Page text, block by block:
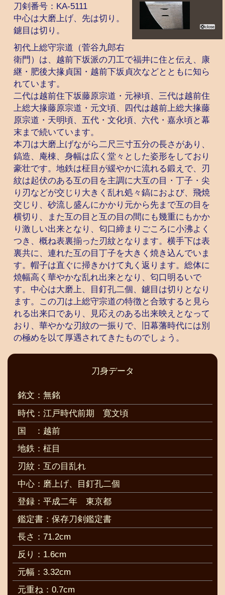
刀剣番号： KA-5111
中心は大磨上げ、先は切り。
鑢目は切り。
初代上総守宗道（菅谷九郎右
衛門）は、越前下坂派の刀工で福井に住と伝え、康
継・肥後大掾貞国・越前下坂貞次などとともに知ら
れています。
二代は越前住下坂藤原宗道・元禄頃、三代は越前住
上総大掾藤原宗道・元文頃、四代は越前上総大掾藤
原宗道・天明頃、五代・文化頃、六代・嘉永頃と幕
末まで続いています。
本刀は大磨上げながら二尺三寸五分の長さがあり、
鎬造、庵棟、身幅は広く堂々とした姿形をしており
豪壮です。地鉄は柾目が緩やかに流れる鍛えで、刃
紋は起伏のある互の目を主調に大互の目・丁子・尖
り刃などが交じり大きく乱れ処々鎬におよび、飛焼
交じり、砂流し盛んにかかり元から先まで互の目を
横切り、また互の目と互の目の間にも幾重にもかか
り激しい出来となり、匂口締まりごころに小沸よく
つき、概ね表裏揃った刃紋となります。横手下は表
裏共に、連れた互の目丁子を大きく焼き込んでいま
す。帽子は直ぐに掃きかけて丸く返ります。総体に
焼幅高く華やかな乱れ出来となり、匂口明るいで
す。中心は大磨上、目釘孔二個、鑢目は切りとなり
ます。この刀は上総守宗道の特徴と合致すると見ら
れる出来口であり、見応えのある出来映えとなって
おり、華やかな刃紋の一振りで、旧幕藩時代には別
の極めを以て厚遇されてきたものでしょう。
刀身データ
銘文：無銘
時代：江戸時代前期 寛文頃
国
：越前
地鉄：柾目
刃紋：互の目乱れ
中心：磨上げ、目釘孔二個
登録：平成二年 東京都
鑑定書：保存刀剣鑑定書
長さ：71.2cm
反り：1.6cm
元幅：3.32cm
元重ね：0.7cm